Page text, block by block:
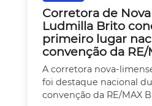
Corretora de
Ludmilla Brito
primeiro lugar
convenção da RE/
A corretora nova-
foi destaque nacional
convenção da RE/MAX